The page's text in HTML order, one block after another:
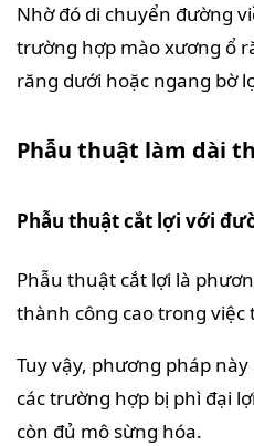
Nhờ đó di chuyển đường
trường hợp mào xương ổ
răng dưới hoặc ngang bờ
Phẫu thuật làm dài
Phẫu thuật cắt lợi với
Phẫu thuật cắt lợi là
thành công cao trong việc
Tuy vậy, phương pháp
các trường hợp bị phì đại
còn đủ mô sừng hóa.